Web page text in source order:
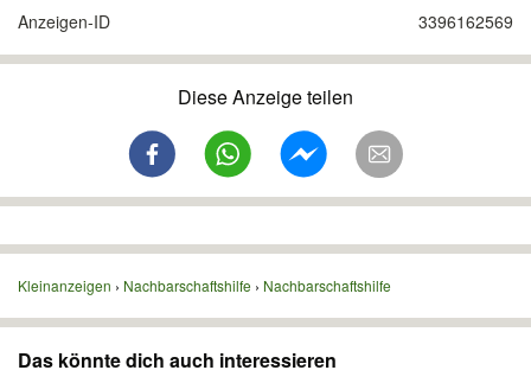
Anzeigen-ID 3396162569
Diese Anzeige teilen
Kleinanzeigen Nachbarschaftshilfe Nachbarschaftshilfe
Das könnte dich auch interessieren